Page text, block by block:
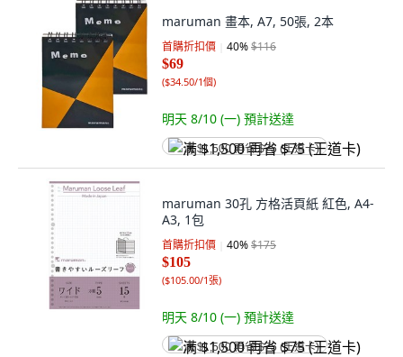
maruman 畫本, A7, 50張, 2本
首購折扣價 40%$116
$69
($34.50/1個)
明天 8/10 (一) 預計送達
满 $1,500 再省 $75 (王道卡)
maruman 30孔 方格活頁紙 紅色, A4-
A3, 1包
首購折扣價 40%$175
$105
($105.00/1張)
明天 8/10 (一) 預計送達
满 $1,500 再省 $75 (王道卡)